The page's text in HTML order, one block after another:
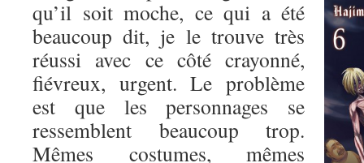
qu’il soit moche, ce qui a été
beaucoup dit, je le trouve très
réussi avec ce côté crayonné,
fiévreux, urgent. Le problème
est que les personnages se
ressemblent beaucoup trop.
Mêmes costumes, mêmes